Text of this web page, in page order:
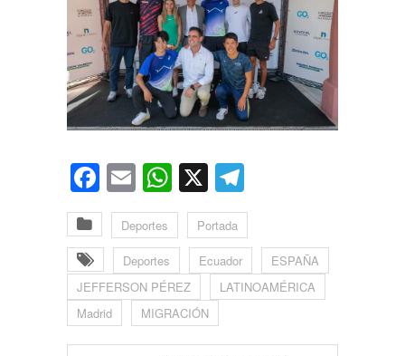
Facebook
EmailWhatsApp
X
Deportes Portada
Deportes Ecuador
ESPAÑA
JEFFERSON PÉREZ
LATINOAMÉRICA
Madrid
MIGRACIÓN